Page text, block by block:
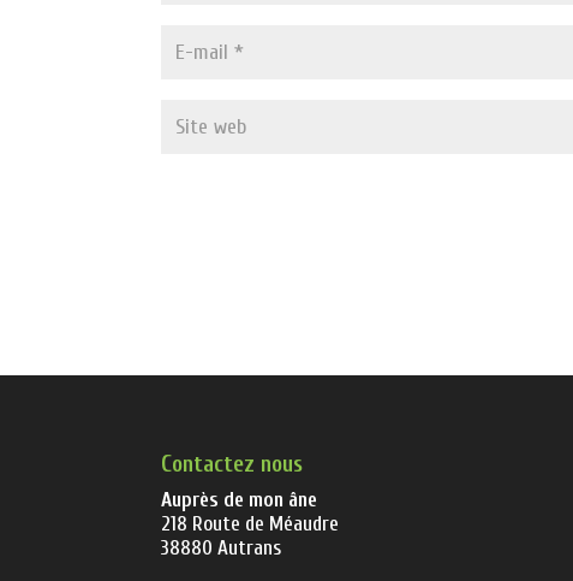
Contactez nous
Auprès de mon âne
218 Route de Méaudre
38880 Autrans